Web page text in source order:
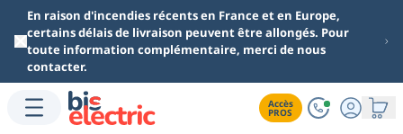
Aller au contenu principal
En raison d'incendies récents en France et en Europe,
certains délais de livraison peuvent être allongés. Pour
toute information complémentaire, merci de nous
contacter.
Accès
PROS